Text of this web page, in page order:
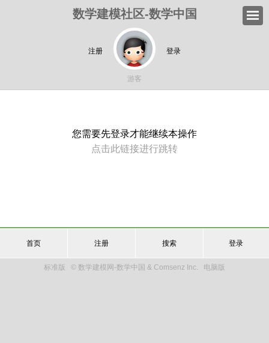
数学建模社区-数学中国
注册 登录
游客
您需要先登录才能继续本操作
点击此链接进行跳转
首页 注册 搜索 登录
标准版 © 数学建模网-数学中国 & Comsenz Inc. 电脑版